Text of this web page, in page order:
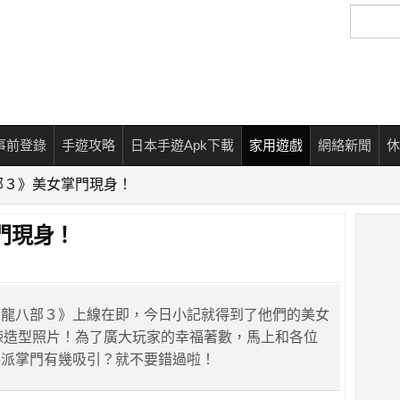
尋
前登錄 手遊攻略 日本手遊Apk下載 家用遊戲 網絡新聞
》美女掌門現身！
身！
八部３》上線在即，今日小記就得到了他們的美女
型照片！為了廣大玩家的幸福著數，馬上和各位
掌門有幾吸引？就不要錯過啦！